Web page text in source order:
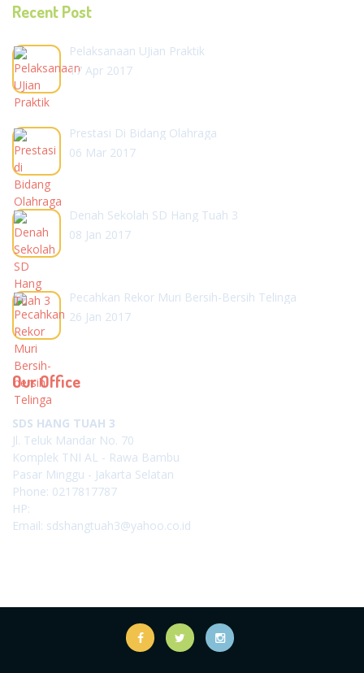
Recent Post
Pelaksanaan UJian Praktik
17 Apr 2017
Prestasi Di Bidang Olahraga
06 Mar 2017
Denah Sekolah SD Hang Tuah 3
08 Jan 2017
Pecahkan Rekor Muri Bersih-Bersih Telinga
26 Jan 2017
Our Office
SDS HANG TUAH 3
Jl. Teluk Mandar No. 70
Komplek TNI AL - Rawa Bambu
Pasar Minggu - Jakarta Selatan
Phone: 0217817787
HP:
Email: sdshangtuah3@yahoo.co.id